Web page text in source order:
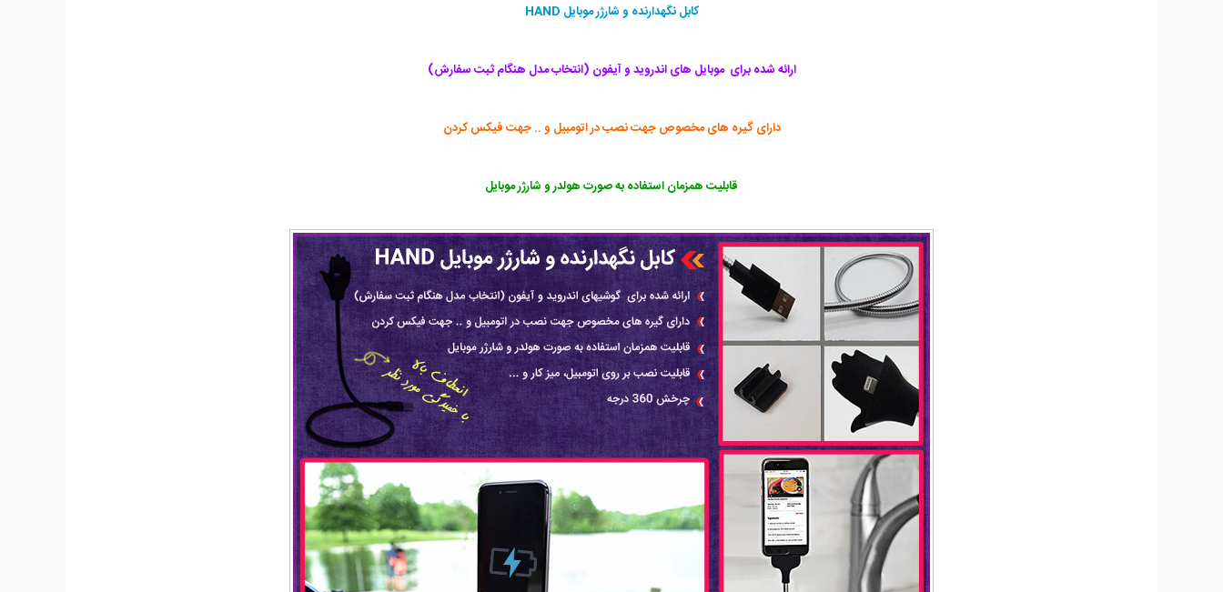
کابل نگهدارنده و شارژر موبایل HAND
ارائه شده برای موبایل های اندروید و آیفون (انتخاب مدل هنگام ثبت سفارش)
دارای گیره های مخصوص جهت نصب در اتومبیل و .. جهت فیکس کردن
قابلیت همزمان استفاده به صورت هولدر و شارژر موبایل